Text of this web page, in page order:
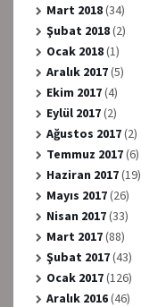
Mart 2018(34)
Şubat 2018(2)
Ocak 2018(1)
Aralık 2017(5)
Ekim 2017(4)
Eylül 2017(2)
Ağustos 2017(2)
Temmuz 2017(6)
Haziran 2017(19)
Mayıs 2017(26)
Nisan 2017(33)
Mart 2017(88)
Şubat 2017(43)
Ocak 2017(126)
Aralık 2016(46)